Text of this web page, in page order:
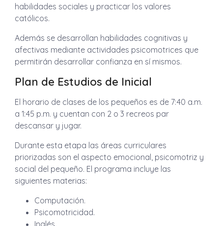
habilidades sociales y practicar los valores
católicos.
Además se desarrollan habilidades cognitivas y
afectivas mediante actividades psicomotrices que
permitirán desarrollar confianza en sí mismos.
Plan de Estudios de Inicial
El horario de clases de los pequeños es de 7:40 a.m.
a 1:45 p.m. y cuentan con 2 o 3 recreos par
descansar y jugar.
Durante esta etapa las áreas curriculares
priorizadas son el aspecto emocional, psicomotriz y
social del pequeño. El programa incluye las
siguientes materias:
Computación.
Psicomotricidad.
Inglés.